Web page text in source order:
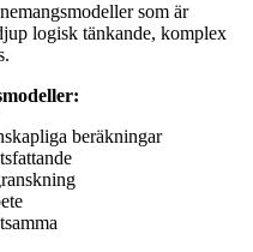
som är
logisk tänkande, komplex
beräkningar